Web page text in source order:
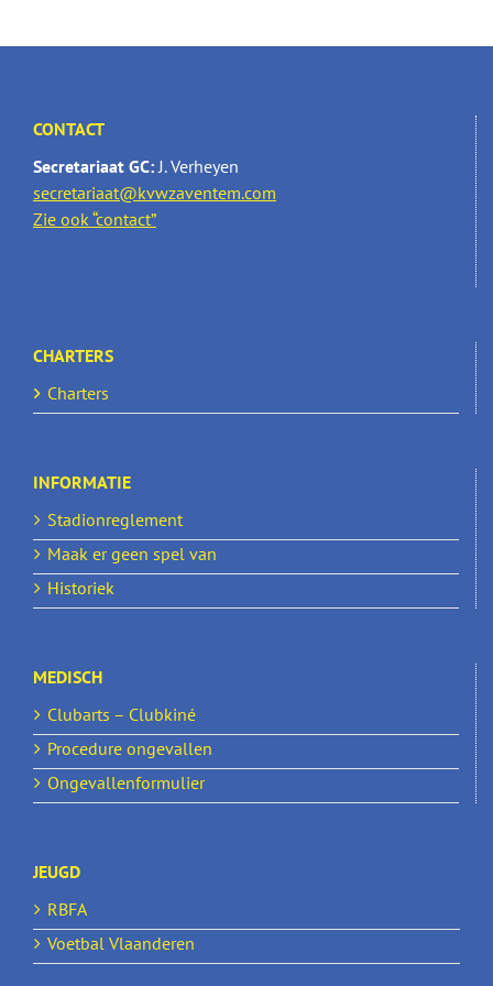
CONTACT
Secretariaat GC:J. Verheyen
secretariaat@kvwzaventem.com
Zie ook “contact”
CHARTERS
Charters
INFORMATIE
Stadionreglement
Maak er geen spel van
Historiek
MEDISCH
Clubarts – Clubkiné
Procedure ongevallen
Ongevallenformulier
JEUGD
RBFA
Voetbal Vlaanderen